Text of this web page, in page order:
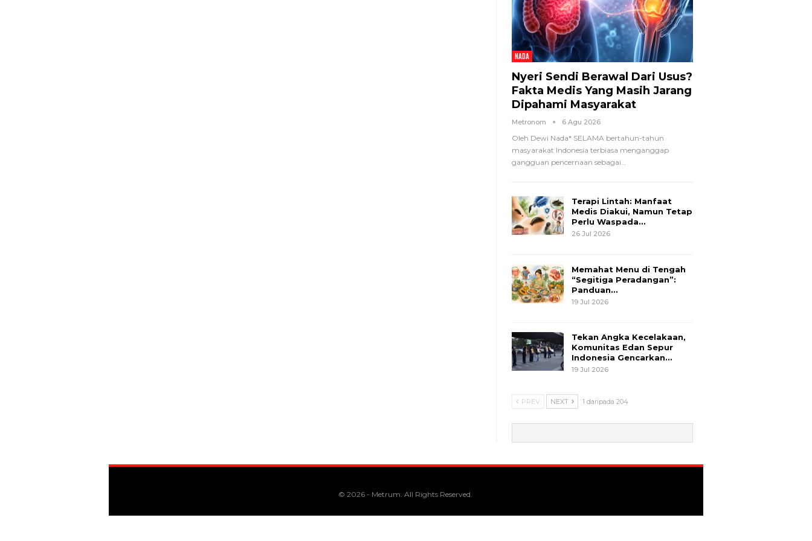
NADA
Nyeri Sendi Berawal Dari Usus?
Fakta Medis Yang Masih Jarang
Dipahami Masyarakat
Metronom 6 Agu 2026
Oleh Dewi Nada* SELAMA bertahun-tahun
masyarakat Indonesia terbiasa menganggap
gangguan pencernaan sebagai…
Terapi Lintah: Manfaat
Medis Diakui, Namun Tetap
Perlu Waspada…
26 Jul 2026
Memahat Menu di Tengah
“Segitiga Peradangan”:
Panduan…
19 Jul 2026
Tekan Angka Kecelakaan,
Komunitas Edan Sepur
Indonesia Gencarkan…
19 Jul 2026
PREV NEXT 1 daripada 204
© 2026 - Metrum. All Rights Reserved.